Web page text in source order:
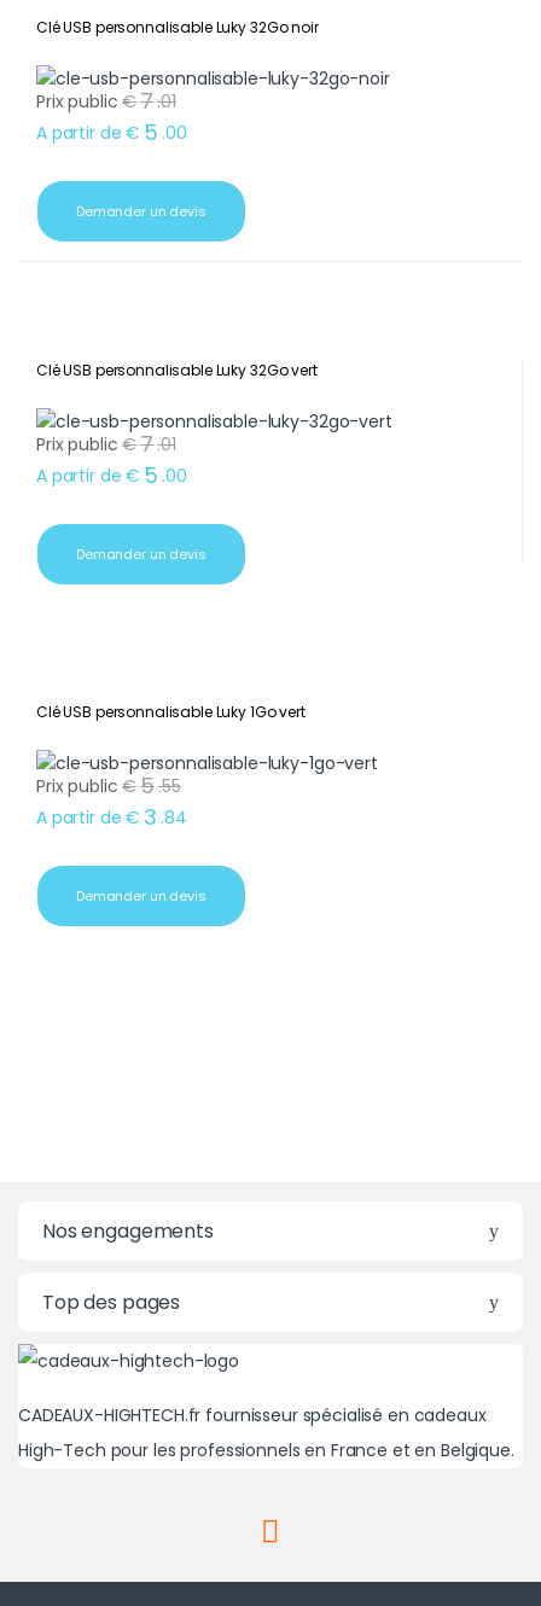
Clé USB personnalisable Luky 32Go noir
Prix public €7.01
A partir de € 5 .00
Demander un devis
Clé USB personnalisable Luky 32Go vert
Prix public €7.01
A partir de € 5 .00
Demander un devis
Clé USB personnalisable Luky 1Go vert
Prix public €5.55
A partir de € 3 .84
Demander un devis
Nos engagements
Top des pages
CADEAUX-HIGHTECH.fr fournisseur spécialisé en cadeaux
High-Tech pour les professionnels en France et en Belgique.